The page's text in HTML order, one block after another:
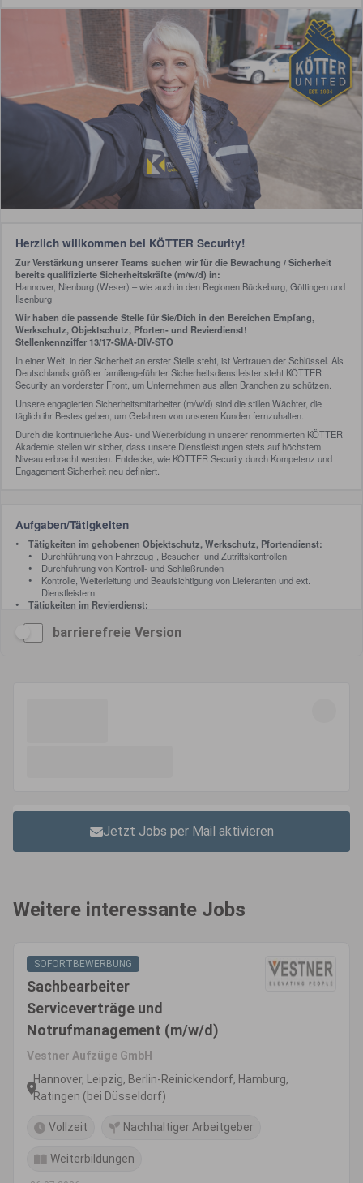
barrierefreie Version
Jetzt Jobs per Mail aktivieren
Weitere interessante Jobs
SOFORTBEWERBUNG
Sachbearbeiter
Serviceverträge und
Notrufmanagement (m/w/d)
Vestner Aufzüge GmbH
Hannover, Leipzig, Berlin-Reinickendorf, Hamburg,
Ratingen (bei Düsseldorf)
Vollzeit Nachhaltiger Arbeitgeber
Weiterbildungen